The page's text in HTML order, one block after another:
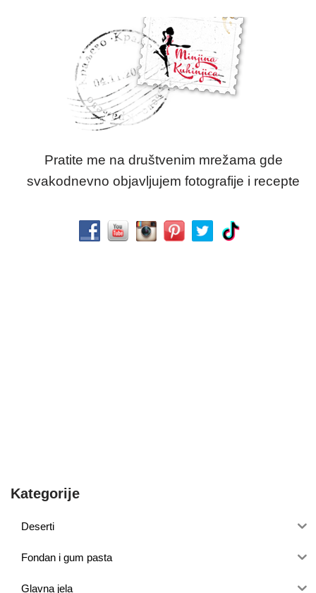
Pratite me na društvenim mrežama gde
svakodnevno objavljujem fotografije i recepte
Kategorije
Deserti
Fondan i gum pasta
Glavna jela